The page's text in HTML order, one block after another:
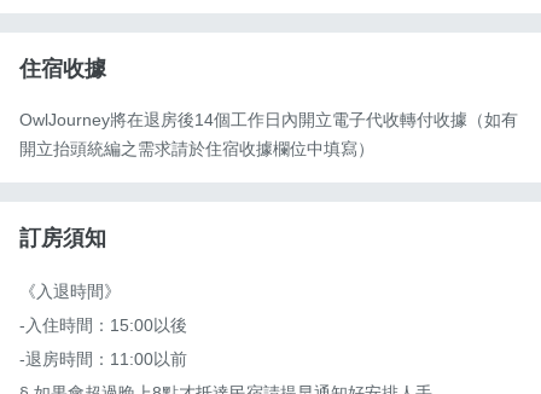
住宿收據
OwlJourney將在退房後14個工作日內開立電子代收轉付收據（如有
開立抬頭統編之需求請於住宿收據欄位中填寫）
訂房須知
《入退時間》
-入住時間：15:00以後
-退房時間：11:00以前